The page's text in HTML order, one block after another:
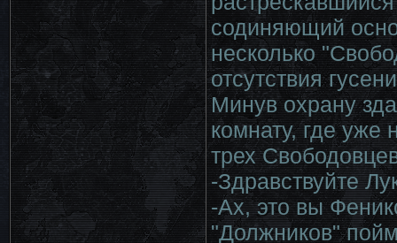
содиняющий
несколько
отсутствия
Минув охрану
комнату, где
трех
-Здравствуйте
-Ах, это вы
"Должников"